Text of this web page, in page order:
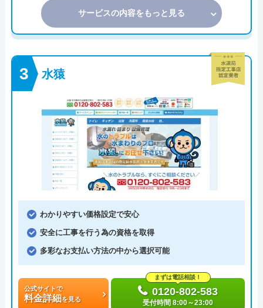
サービスの内容をもっと見る
水猿
わかりやすい価格設定で安心
安全に工事を行う為の資格を取得
多彩なお支払い方法の中から選択可能
公式サイトで
料金詳細を見る
まずは電話相談！
0120-802-583
受付時間 8:00～23:00